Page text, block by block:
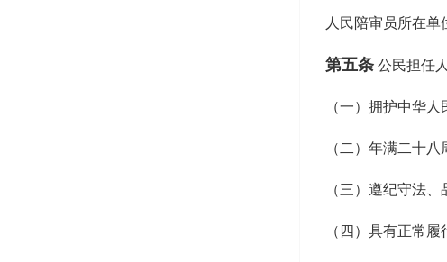
人民陪审员所在
第五条 公民担任
（一）拥护中华人
（二）年满二十八
（三）遵纪守法
（四）具有正常履